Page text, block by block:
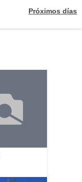
Próximos días